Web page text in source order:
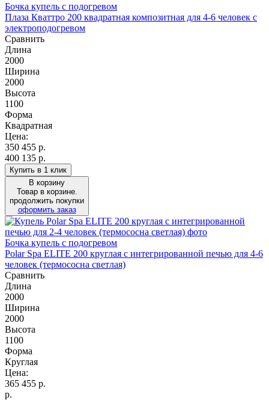
Бочка купель с подогревом
Плаза Кваттро 200 квадратная композитная для 4-6 человек с
электроподогревом
Сравнить
Длина
2000
Ширина
2000
Высота
1100
Форма
Квадратная
Цена:
350 455 р.
400 135 р.
Купить в 1 клик
В корзину
Товар в корзине.
продолжить покупки
оформить заказ
Бочка купель с подогревом
Polar Spa ELITE 200 круглая с интегрированной печью для 4-6
человек (термососна светлая)
Сравнить
Длина
2000
Ширина
2000
Высота
1100
Форма
Круглая
Цена:
365 455 р.
р.